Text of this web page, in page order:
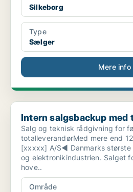
Silkeborg
Type
Sælger
Mere info
Intern salgsbackup med teknisk
Intern salgsbackup med
Salg og teknisk rådgivning for
totalleverandørMed mere end
[xxxxx] A/S◀ Danmarks
og elektronikindustrien. Salget
hove..
Område